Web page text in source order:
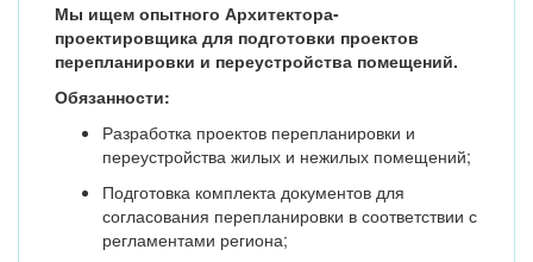
Мы ищем опытного Архитектора-
проектировщика для подготовки проектов
перепланировки и переустройства помещений.
Обязанности:
Разработка проектов перепланировки и
переустройства жилых и нежилых помещений;
Подготовка комплекта документов для
согласования перепланировки в соответствии с
регламентами региона;